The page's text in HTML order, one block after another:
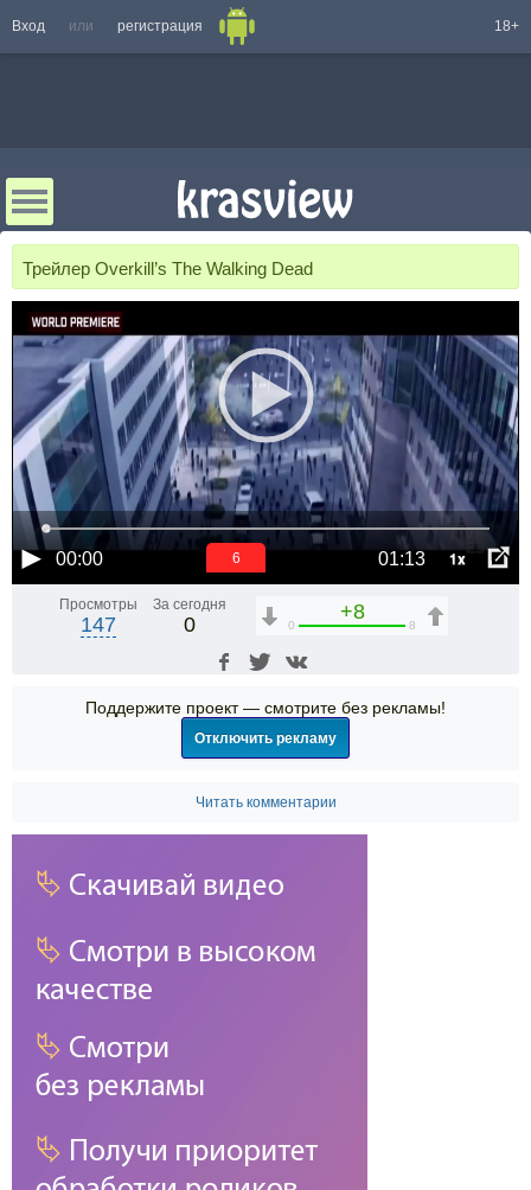
Вход или регистрация 18+
Трейлер Overkill’s The Walking Dead
00:00 01:13 1x
5
Просмотры
147
За сегодня
0
+8
0 8
Поддержите проект — смотрите без рекламы!
Отключить рекламу
Читать комментарии